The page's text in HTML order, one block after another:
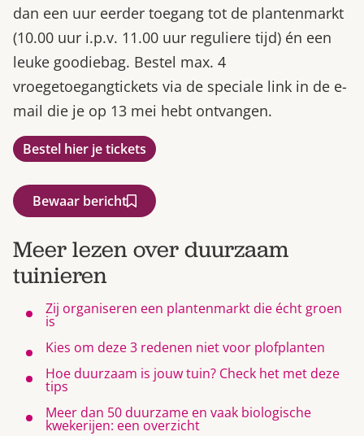
dan een uur eerder toegang tot de plantenmarkt
(10.00 uur i.p.v. 11.00 uur reguliere tijd) én een
leuke goodiebag. Bestel max. 4
vroegetoegangtickets via de speciale link in de e-
mail die je op 13 mei hebt ontvangen.
Bestel hier je tickets
Bewaar bericht
Meer lezen over duurzaam
tuinieren
Zij organiseren een plantenmarkt die écht groen
is
Kies om deze 3 redenen niet voor plofplanten
Hoe duurzaam is jouw tuin? Check het met deze
tips
Meer dan 50 duurzame en vaak biologische
kwekerijen: een overzicht